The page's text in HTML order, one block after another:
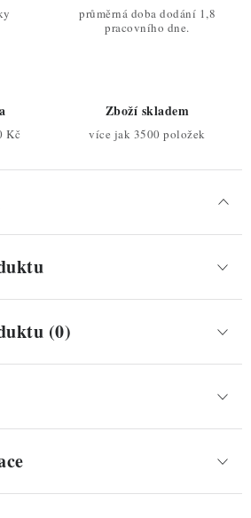
průměrná doba dodání 1,8
pracovního dne.
Kč
Zboží skladem
více jak 3500 položek
(0)